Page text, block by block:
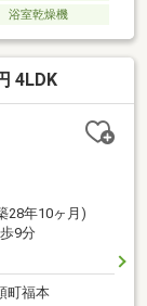
浴室乾燥機
4LDK
28年10ヶ月)
9分
町福本